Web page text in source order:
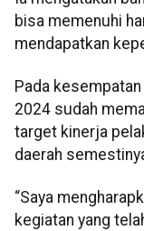
bisa memenuhi
mendapatkan
Pada
2024 sudah
target kinerja
daerah
“Saya
kegiatan yang